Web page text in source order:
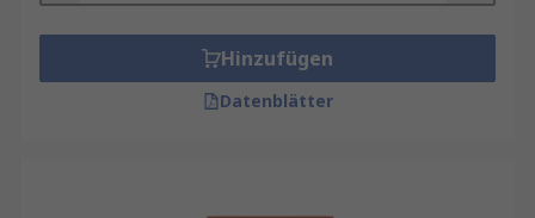
Hinzufügen
Datenblätter